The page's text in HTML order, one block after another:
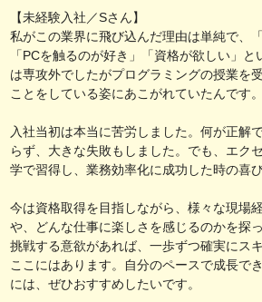
【未経験入社／Sさん】
私がこの業界に飛び込んだ理由は単純で、
「PCを触るのが好き」「資格が欲しい」
は専攻外でしたがプログラミングの授業を
ことをしている姿にあこがれていたんです。
入社当初は本当に苦労しました。何が正解
らず、大きな失敗もしました。でも、エク
学で習得し、業務効率化に成功した時の喜
今は資格取得を目指しながら、様々な現場
や、どんな仕事に楽しさを感じるのかを探
挑戦する意欲があれば、一歩ずつ確実にス
ここにはあります。自分のペースで成長で
には、ぜひおすすめしたいです。